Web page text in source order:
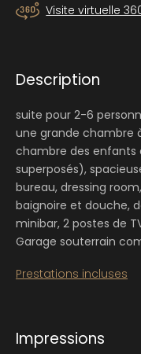
Visite virtuelle
Description
suite pour 2-6
une grande chambre
chambre des
superposés),
bureau, dressing
baignoire et douche,
minibar, 2 postes de
Garage souterrain
Prestations incluses
Impressions